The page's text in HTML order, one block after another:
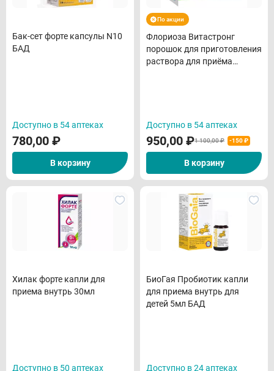
Бак-сет форте капсулы N10
БАД
Доступно в 54 аптеках
780,00 ₽
В корзину
По акции
Флориоза Витастронг
порошок для приготовления
раствора для приёма
Доступно в 54 аптеках
1 100,00 ₽
950,00 ₽ -150 ₽
В корзину
Хилак форте капли для
приема внутрь 30мл
Доступно в 50 аптеках
БиоГая Пробиотик капли
для приема внутрь для
детей 5мл БАД
Доступно в 24 аптеках